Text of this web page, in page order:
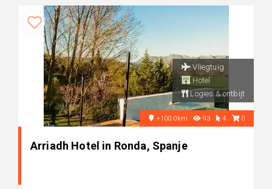
Vliegtuig
Hotel
Logies & ontbijt
+100.0km 93 4 0
Arriadh Hotel in Ronda, Spanje